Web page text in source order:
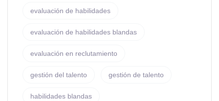
evaluación de habilidades
evaluación de habilidades blandas
evaluación en reclutamiento
gestión del talento gestión de talento
habilidades blandas